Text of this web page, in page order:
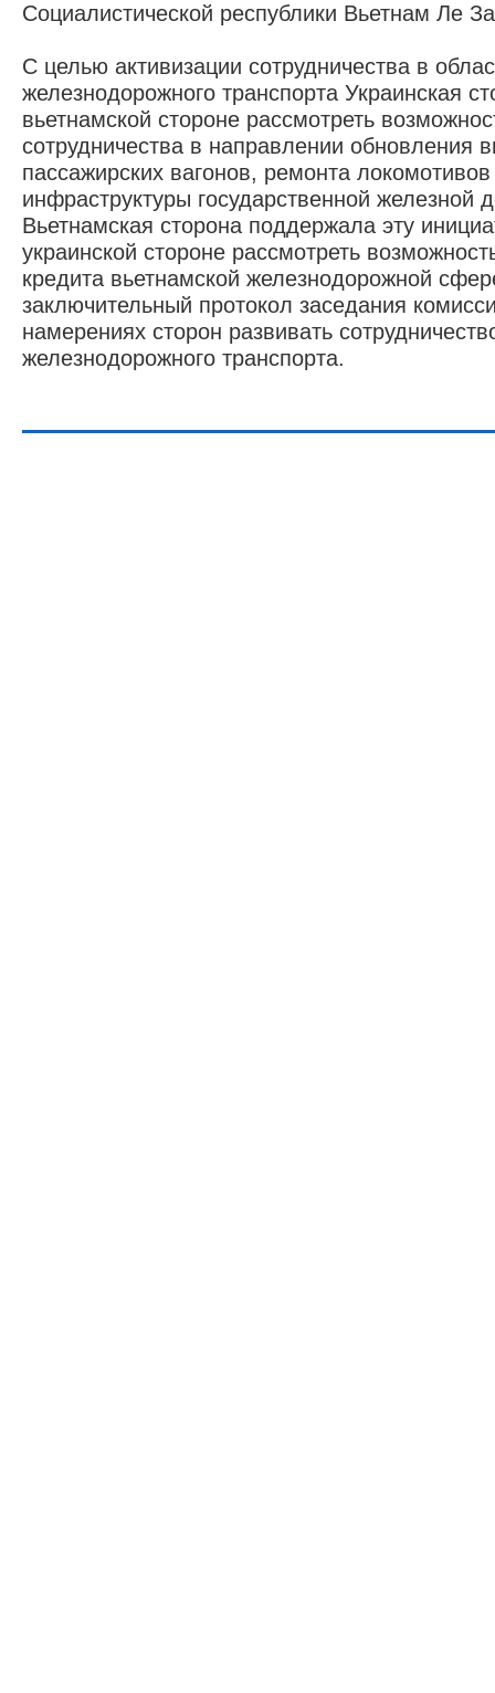
Социалистической республики Вьетнам Ле
С целью активизации сотрудничества в
железнодорожного транспорта Украинская
вьетнамской стороне рассмотреть
сотрудничества в направлении обновления
пассажирских вагонов, ремонта
инфраструктуры государственной железной
Вьетнамская сторона поддержала эту
украинской стороне рассмотреть
кредита вьетнамской железнодорожной
заключительный протокол заседания
намерениях сторон развивать
железнодорожного транспорта.